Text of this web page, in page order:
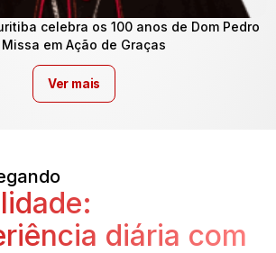
celebra os 100 anos de Dom Pedro
em Ação de Graças
Ver mais
diária com